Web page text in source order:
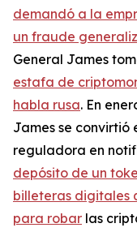
demandó a la
un fraude
General James
estafa de
habla rusa. En
James se
reguladora en
depósito de un
billeteras digitales
para robar las